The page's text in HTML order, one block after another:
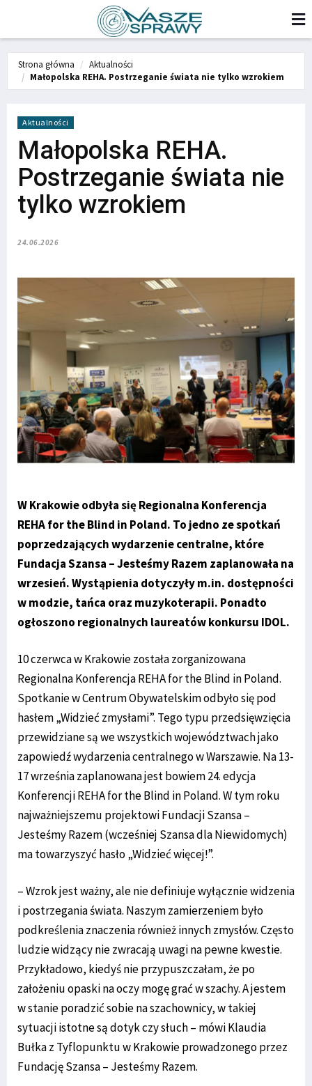
Strona główna
Aktualności
Małopolska REHA. Postrzeganie świata nie tylko wzrokiem
Aktualności
Małopolska REHA.
Postrzeganie świata nie
tylko wzrokiem
24.06.2026
W Krakowie odbyła się Regionalna Konferencja
REHA for the Blind in Poland. To jedno ze spotkań
poprzedzających wydarzenie centralne, które
Fundacja Szansa – Jesteśmy Razem zaplanowała na
wrzesień. Wystąpienia dotyczyły m.in. dostępności
w modzie, tańca oraz muzykoterapii. Ponadto
ogłoszono regionalnych laureatów konkursu IDOL.
10 czerwca w Krakowie została zorganizowana
Regionalna Konferencja REHA for the Blind in Poland.
Spotkanie w Centrum Obywatelskim odbyło się pod
hasłem „Widzieć zmysłami”. Tego typu przedsięwzięcia
przewidziane są we wszystkich województwach jako
zapowiedź wydarzenia centralnego w Warszawie. Na 13-
17 września zaplanowana jest bowiem 24. edycja
Konferencji REHA for the Blind in Poland. W tym roku
najważniejszemu projektowi Fundacji Szansa –
Jesteśmy Razem (wcześniej Szansa dla Niewidomych)
ma towarzyszyć hasło „Widzieć więcej!”.
– Wzrok jest ważny, ale nie definiuje wyłącznie widzenia
i postrzegania świata. Naszym zamierzeniem było
podkreślenia znaczenia również innych zmysłów. Często
ludzie widzący nie zwracają uwagi na pewne kwestie.
Przykładowo, kiedyś nie przypuszczałam, że po
założeniu opaski na oczy mogę grać w szachy. A jestem
w stanie poradzić sobie na szachownicy, w takiej
sytuacji istotne są dotyk czy słuch – mówi Klaudia
Bułka z Tyflopunktu w Krakowie prowadzonego przez
Fundację Szansa – Jesteśmy Razem.